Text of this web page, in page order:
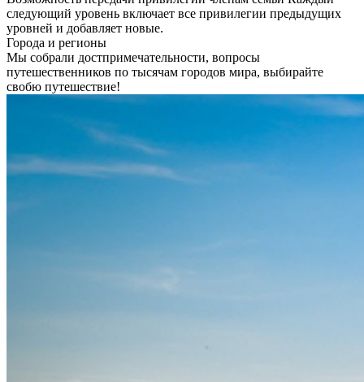
следующий уровень включает все привилегии предыдущих
уровней и добавляет новые.
Города и регионы
Мы собрали достпримечательности, вопросы
путешественников по тысячам городов мира, выбирайте
свобю путешествие!